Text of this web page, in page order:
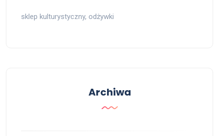
sklep kulturystyczny, odżywki
Archiwa